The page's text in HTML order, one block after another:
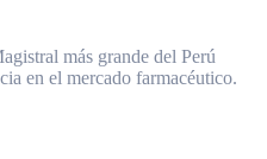
más grande del Perú
en el mercado farmacéutico.